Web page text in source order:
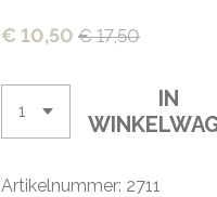
€ 10,50 € 17,50
IN
Artikelnummer: 2711